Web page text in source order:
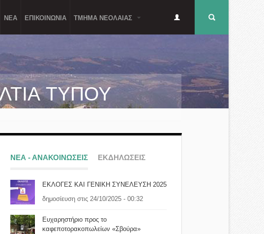
ΝΕΑ ΕΠΙΚΟΙΝΩΝΙΑ ΤΜΗΜΑ ΝΕΟΛΑΙΑΣ
αναζήτησης
μενού
ΤΥΠΟΥ
ΝΕΑ - ΑΝΑΚΟΙΝΩΣΕΙΣ ΕΚΔΗΛΩΣΕΙΣ
ΕΚΛΟΓΕΣ ΚΑΙ ΓΕΝΙΚΗ ΣΥΝΕΛΕΥΣΗ 2025
δημοσίευση στις 24/10/2025 - 00:32
Ευχαρηστήριο προς το
καφεποτορακοπωλείων «Σβούρα»